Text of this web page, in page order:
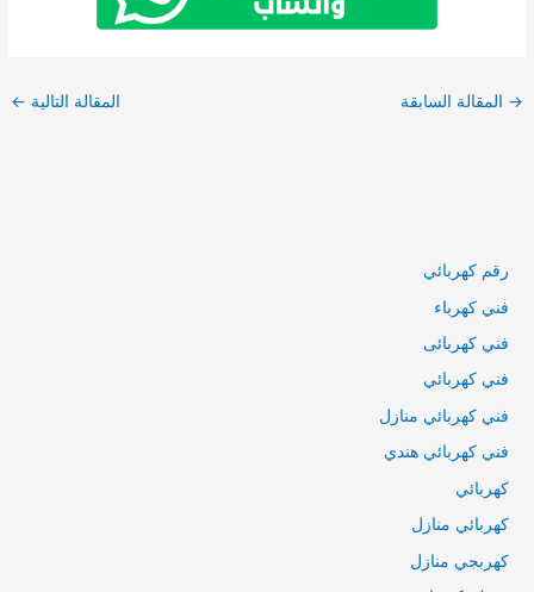
→ المقالة السابقة المقالة التالية ←
رقم كهربائي
فني كهرباء
فني كهربائى
فني كهربائي
فني كهربائي منازل
فني كهربائي هندي
كهربائي
كهربائي منازل
كهربجي منازل